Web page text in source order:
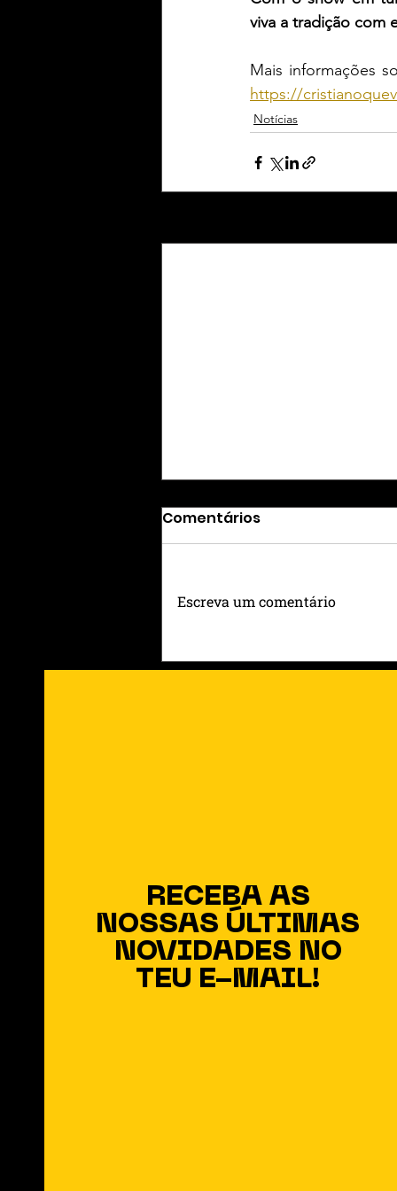
viva a tradição com
https://
Notícias
GUNS N’ ROSES EM PORTO
Comentários
Escreva um comentário
RECEBA AS
NOSSAS ÚLTIMAS
NOVIDADES NO
TEU E-MAIL!